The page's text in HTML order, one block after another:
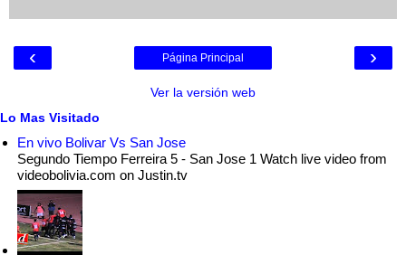
‹ ›
Página Principal
Ver la versión web
Lo Mas Visitado
En vivo Bolivar Vs San Jose
Segundo Tiempo Ferreira 5 - San Jose 1 Watch live video from
videobolivia.com on Justin.tv